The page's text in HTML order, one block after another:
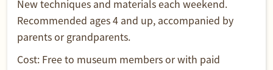
New techniques and materials each weekend.
Recommended ages 4 and up, accompanied by
parents or grandparents.
Cost: Free to museum members or with paid